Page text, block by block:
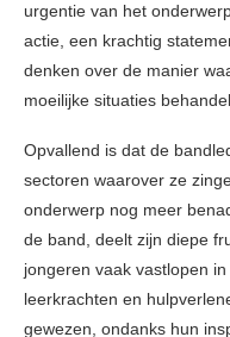
urgentie van het
actie, een krachtig
denken over de manier
moeilijke situaties
Opvallend is dat de
sectoren waarover ze
onderwerp nog meer
de band, deelt zijn diepe
jongeren vaak vastlopen
leerkrachten en
gewezen, ondanks hun